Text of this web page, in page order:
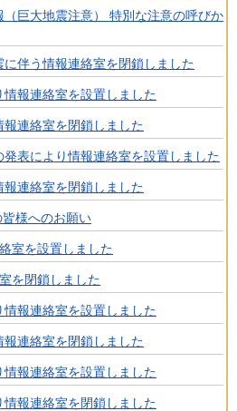
巨大地震注意） 特別な注意の呼びか
伴う情報連絡室を閉鎖しました
報連絡室を設置しました
連絡室を閉鎖しました
表により情報連絡室を設置しました
連絡室を閉鎖しました
様へのお願い
室を設置しました
を閉鎖しました
報連絡室を設置しました
連絡室を閉鎖しました
報連絡室を設置しました
報連絡室を閉鎖しました